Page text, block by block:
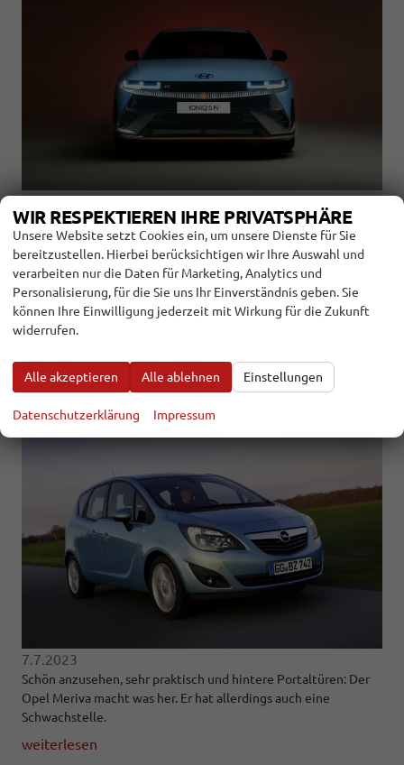
14.7.2023
Hyundai präsentiert das erste vollelektrische Modell seiner
sportlichen N-Familie, passenderweise beim Festival of Speed
in Goodwood. Der Ioniq 5 N soll aber nicht nur Sportwagen-Fans
begeistern, sondern echte Pionierarbeit leisten.
weiterlesen
DICHT - GEBRAUCHTWAGEN-CHECK DES
OPEL MERIVA B
7.7.2023
Schön anzusehen, sehr praktisch und hintere Portaltüren: Der
Opel Meriva macht was her. Er hat allerdings auch eine
Schwachstelle.
weiterlesen
WIR RESPEKTIEREN IHRE PRIVATSPHÄRE
Unsere Website setzt Cookies ein, um unsere Dienste für Sie
bereitzustellen. Hierbei berücksichtigen wir Ihre Auswahl und
verarbeiten nur die Daten für Marketing, Analytics und
Personalisierung, für die Sie uns Ihr Einverständnis geben. Sie
können Ihre Einwilligung jederzeit mit Wirkung für die Zukunft
widerrufen.
Alle akzeptieren Alle ablehnen Einstellungen
Datenschutzerklärung Impressum